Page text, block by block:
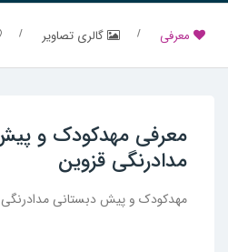
معرفی گالری تصاویر
معرفی مهدکودک و
مدادرنگی قزوین
مهدکودک و پیش دبستانی مدادرنگی